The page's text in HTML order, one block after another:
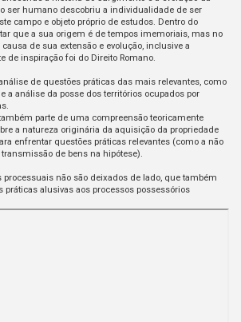
ser humano descobriu a individualidade de ser
campo e objeto próprio de estudos. Dentro do
que a sua origem é de tempos imemoriais, mas no
de sua extensão e evolução, inclusive a
de inspiração foi do Direito Romano.
de questões práticas das mais relevantes, como
a análise da posse dos territórios ocupados por
parte de uma compreensão teoricamente
a natureza originária da aquisição da propriedade
enfrentar questões práticas relevantes (como a não
de bens na hipótese).
processuais não são deixados de lado, que também
práticas alusivas aos processos possessórios